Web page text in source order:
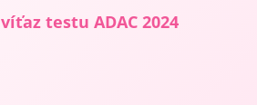
testu ADAC 2024